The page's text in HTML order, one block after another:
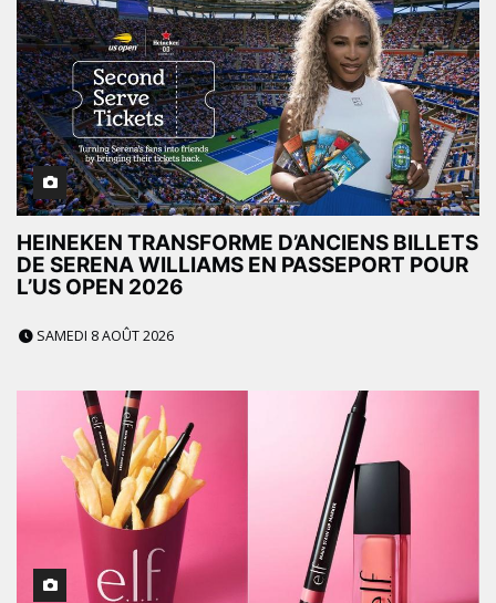
HEINEKEN TRANSFORME D’ANCIENS BILLETS
DE SERENA WILLIAMS EN PASSEPORT POUR
L’US OPEN 2026
SAMEDI 8 AOÛT 2026